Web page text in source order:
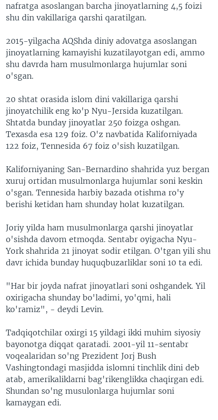
nafratga asoslangan barcha jinoyatlarning 4,5 foizi
shu din vakillariga qarshi qaratilgan.
2015-yilgacha AQShda diniy adovatga asoslangan
jinoyatlarning kamayishi kuzatilayotgan edi, ammo
shu davrda ham musulmonlarga hujumlar soni
o'sgan.
20 shtat orasida islom dini vakillariga qarshi
jinoyatchilik eng ko'p Nyu-Jersida kuzatilgan.
Shtatda bunday jinoyatlar 250 foizga oshgan.
Texasda esa 129 foiz. O'z navbatida Kaliforniyada
122 foiz, Tennesida 67 foiz o'sish kuzatilgan.
Kaliforniyaning San-Bernardino shahrida yuz bergan
xuruj ortidan musulmonlarga hujumlar soni keskin
o'sgan. Tennesida harbiy bazada otishma ro'y
berishi ketidan ham shunday holat kuzatilgan.
Joriy yilda ham musulmonlarga qarshi jinoyatlar
o'sishda davom etmoqda. Sentabr oyigacha Nyu-
York shahrida 21 jinoyat sodir etilgan. O'tgan yili shu
davr ichida bunday huquqbuzarliklar soni 10 ta edi.
"Har bir joyda nafrat jinoyatlari soni oshgandek. Yil
oxirigacha shunday bo'ladimi, yo'qmi, hali
ko'ramiz", - deydi Levin.
Tadqiqotchilar oxirgi 15 yildagi ikki muhim siyosiy
bayonotga diqqat qaratadi. 2001-yil 11-sentabr
voqealaridan so'ng Prezident Jorj Bush
Vashingtondagi masjidda islomni tinchlik dini deb
atab, amerikaliklarni bag'rikenglikka chaqirgan edi.
Shundan so'ng musulonlarga hujumlar soni
kamaygan edi.